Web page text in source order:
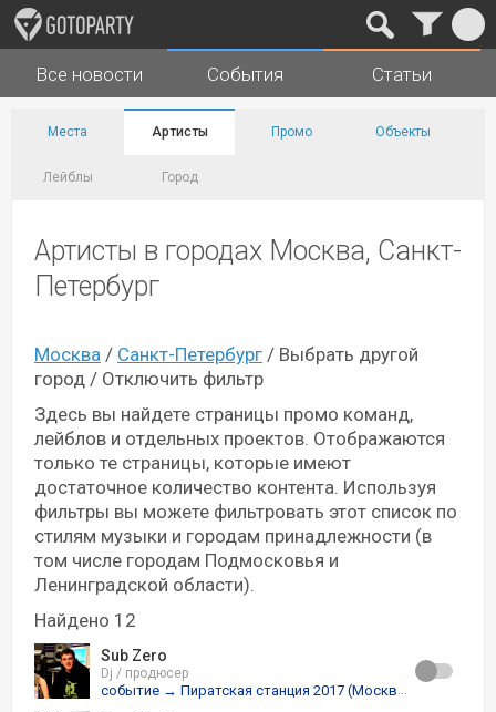
Города Музыка
Все новости События Статьи
Места Артисты Промо Объекты
Лейблы Город
Артисты в городах Москва, Санкт-
Петербург
Москва / Санкт-Петербург / Выбрать другой
город / Отключить фильтр
Здесь вы найдете страницы промо команд,
лейблов и отдельных проектов. Отображаются
только те страницы, которые имеют
достаточное количество контента. Используя
фильтры вы можете фильтровать этот список по
стилям музыки и городам принадлежности (в
том числе городам Подмосковья и
Ленинградской области).
Найдено 12
Sub Zero
Dj / продюсер
событие → Пиратская станция 2017 (Москва)